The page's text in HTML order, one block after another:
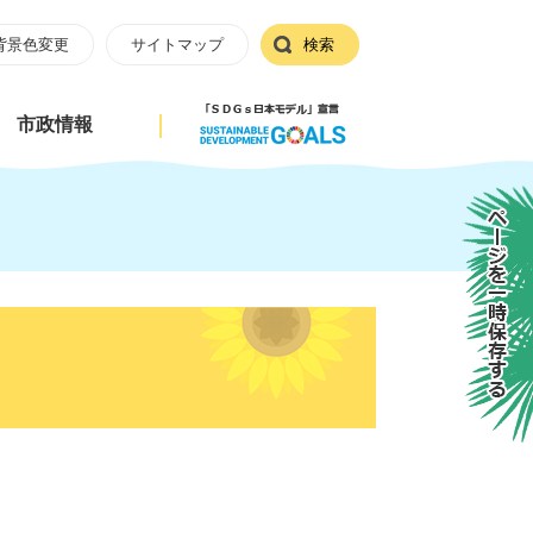
景色変更 サイトマップ 検索
市政情報
ページを一時保存する